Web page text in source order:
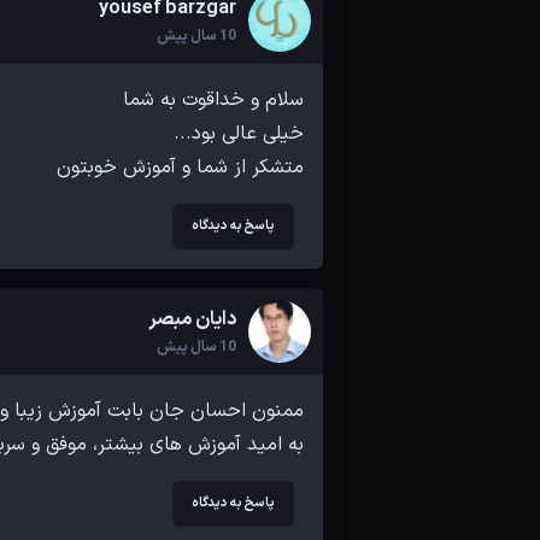
yousef barzgar
10 سال پیش
متشکر از شما و آموزش خوبتون
پاسخ به دیدگاه
دایان مبصر
10 سال پیش
به امید آموزش های بیشتر، موفق و
پاسخ به دیدگاه